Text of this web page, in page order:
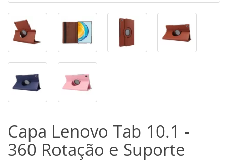
Capa Lenovo Tab 10.1 -
360 Rotação e Suporte